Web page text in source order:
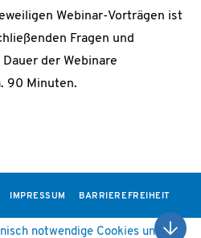
Webinar-Vorträgen ist
Fragen und
der Webinare
90 Minuten.
IMPRESSUM BARRIEREFREIHEIT
notwendige Cookies und